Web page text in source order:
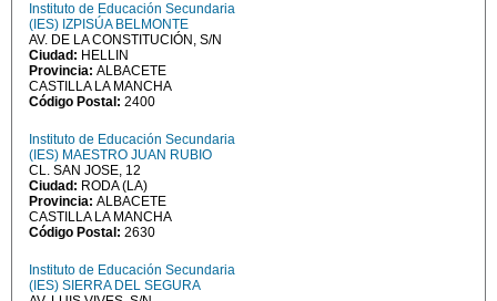
Instituto de Educación Secundaria
(IES) IZPISÚA BELMONTE
AV. DE LA CONSTITUCIÓN, S/N
Ciudad: HELLIN
Provincia: ALBACETE
CASTILLA LA MANCHA
Código Postal: 2400
Instituto de Educación Secundaria
(IES) MAESTRO JUAN RUBIO
CL. SAN JOSE, 12
Ciudad: RODA (LA)
Provincia: ALBACETE
CASTILLA LA MANCHA
Código Postal: 2630
Instituto de Educación Secundaria
(IES) SIERRA DEL SEGURA